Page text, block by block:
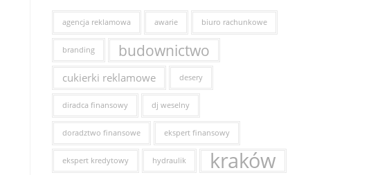
agencja reklamowa awarie biuro rachunkowe
branding budownictwo
cukierki reklamowe desery
diradca finansowy dj weselny
doradztwo finansowe ekspert finansowy
ekspert kredytowy hydraulik kraków